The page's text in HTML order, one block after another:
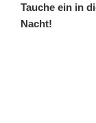
Tauche ein in
Nacht!